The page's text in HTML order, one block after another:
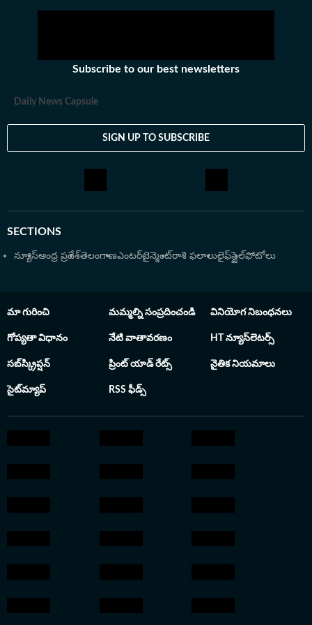
అంతకుముందు
Subscribe to our best newsletters
Daily News Capsule
SIGN UP TO SUBSCRIBE
SECTIONS
న్యూస్ఆంధ్ర ప్రదేశ్తెలంగాణఎంటర్‌టైన్మెంట్రాశి ఫలాలులైఫ్‌స్టైల్ఫోటోలు
మా గురించి మమ్మల్ని సంప్రదించండి వినియోగ నిబంధనలు
గోప్యతా విధానం నేటి వాతావరణం HT న్యూస్‌లెటర్స్
సబ్‌స్క్రిప్షన్ ప్రింట్ యాడ్ రేట్స్ నైతిక నియమాలు
సైట్‌మ్యాప్ RSS ఫీడ్స్